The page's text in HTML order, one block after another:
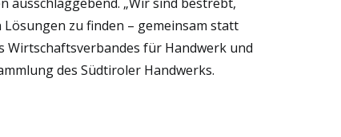
zu finden – gemeinsam statt
Wirtschaftsverbandes für Handwerk und
des Südtiroler Handwerks.